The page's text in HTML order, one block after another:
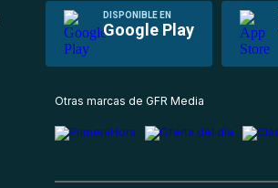
DISPONIBLE EN
Google Play
Otras marcas de GFR Media